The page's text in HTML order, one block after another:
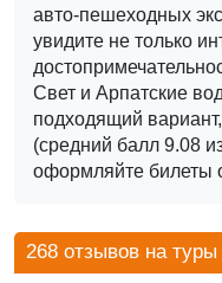
авто-пешеходных
увидите не только
Свет и Арпатские
подходящий
(средний балл 9.08
оформляйте билеты
268 отзывов на